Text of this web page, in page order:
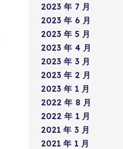
2023 年 7 月
2023 年 6 月
2023 年 5 月
2023 年 4 月
2023 年 3 月
2023 年 2 月
2023 年 1 月
2022 年 8 月
2022 年 1 月
2021 年 3 月
2021 年 1 月